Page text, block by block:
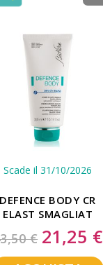
Scade il 31/10/2026
DEFENCE BODY CR
ELAST SMAGLIAT
€ Special
Price
21,25 €